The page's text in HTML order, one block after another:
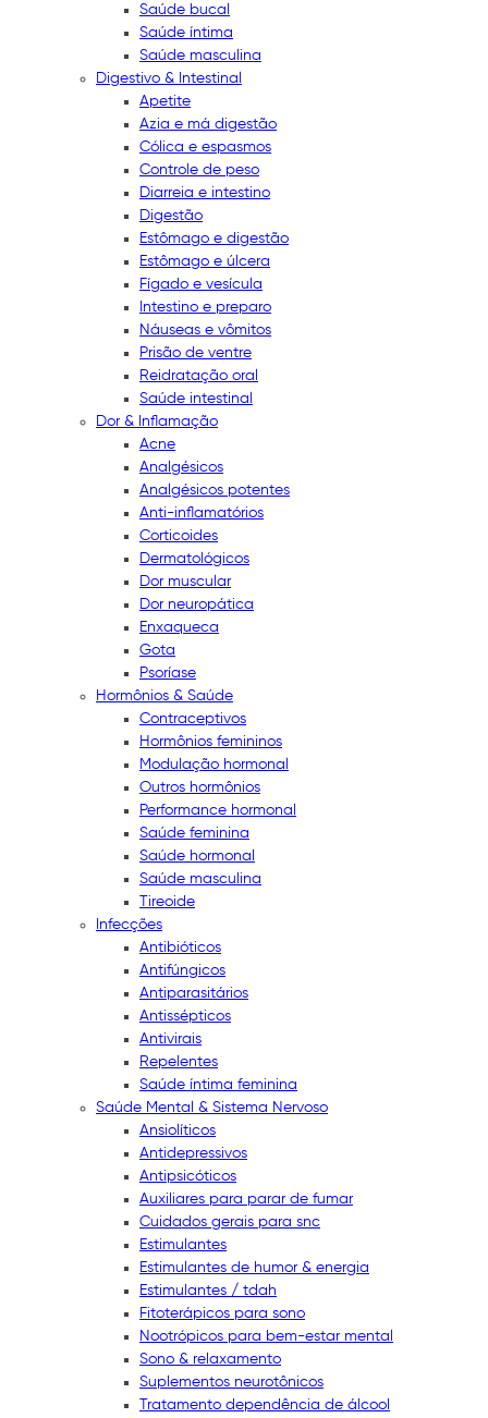
Saúde bucal
Saúde íntima
Saúde masculina
Digestivo & Intestinal
Apetite
Azia e má digestão
Cólica e espasmos
Controle de peso
Diarreia e intestino
Digestão
Estômago e digestão
Estômago e úlcera
Fígado e vesícula
Intestino e preparo
Náuseas e vômitos
Prisão de ventre
Reidratação oral
Saúde intestinal
Dor & Inflamação
Acne
Analgésicos
Analgésicos potentes
Anti-inflamatórios
Corticoides
Dermatológicos
Dor muscular
Dor neuropática
Enxaqueca
Gota
Psoríase
Hormônios & Saúde
Contraceptivos
Hormônios femininos
Modulação hormonal
Outros hormônios
Performance hormonal
Saúde feminina
Saúde hormonal
Saúde masculina
Tireoide
Infecções
Antibióticos
Antifúngicos
Antiparasitários
Antissépticos
Antivirais
Repelentes
Saúde íntima feminina
Saúde Mental & Sistema Nervoso
Ansiolíticos
Antidepressivos
Antipsicóticos
Auxiliares para parar de fumar
Cuidados gerais para snc
Estimulantes
Estimulantes de humor & energia
Estimulantes / tdah
Fitoterápicos para sono
Nootrópicos para bem-estar mental
Sono & relaxamento
Suplementos neurotônicos
Tratamento dependência de álcool